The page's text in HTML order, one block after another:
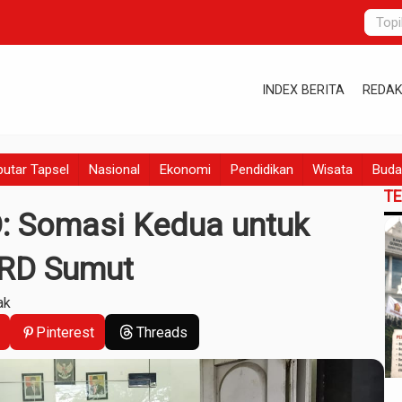
INDEX BERITA
Tapsel Nasional Ekonomi Pendidikan Wisata
Somasi Kedua untuk
Sumut
Pinterest Threads